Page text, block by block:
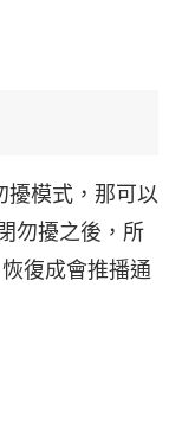
擾模式，那可以
勿擾之後，所
復成會推播通